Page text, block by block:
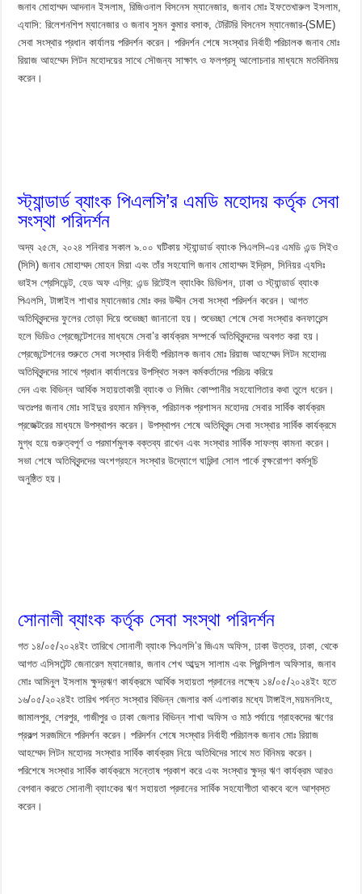
জনাব মোহাম্মদ আদনান ইসলাম, রিজিওনাল বিসনেস ম্যানেজার, জনাব মোঃ ইফতেখারুল ইসলাম,
এ্যাসি: রিলেশনশিপ ম্যানেজার ও জনাব সুমন কুমার বসাক, টেরিটরি বিসনেস ম্যানেজার-(SME)
সেবা সংস্থার প্রধান কার্যালয় পরিদর্শন করেন। পরিদর্শন শেষে সংস্থার নির্বাহী পরিচালক জনাব মোঃ
রিয়াজ আহম্মেদ লিটন মহোদয়ের সাথে সৌজন্য সাক্ষাৎ ও ফলপ্রসূ আলোচনার মাধ্যমে মতবিনিময়
করেন।
স্ট্যান্ডার্ড ব্যাংক পিএলসি’র এমডি মহোদয় কর্তৃক সেবা
সংস্থা পরিদর্শন
অদ্য ২৫মে, ২০২৪ শনিবার সকাল ৯.০০ ঘটিকায় স্ট্যান্ডার্ড ব্যাংক পিএলসি-এর এমডি এন্ড সিইও
(সিসি) জনাব মোহাম্মদ মোহন মিয়া এবং তাঁর সহযোগি জনাব মোহাম্মদ ইদ্রিস, সিনিয়র এ্যসিঃ
ভাইস প্রেসিডেন্ট, হেড অফ এগ্রি: এন্ড রিটেইল ব্যাংকিং ডিভিশন, ঢাকা ও স্ট্যান্ডার্ড ব্যাংক
পিএলসি, টাঙ্গাইল শাখার ম্যানেজার মোঃ বদর উদ্দীন সেবা সংস্থা পরিদর্শন করেন। আগত
অতিথিবৃন্দদের ফুলের তোড়া দিয়ে শুভেচ্ছা জানানো হয়। শুভেচ্ছা শেষে সেবা সংস্থার কনফারেন্স
হলে ভিডিও প্রেজেন্টেশনের মাধ্যমে সেবা’র কার্যক্রম সম্পর্কে অতিথিবৃন্দদের অবগত করা হয়।
প্রেজেন্টেশনের শুরুতে সেবা সংস্থার নির্বাহী পরিচালক জনাব মোঃ রিয়াজ আহম্মেদ লিটন মহোদয়
অতিথিবৃন্দদের সাথে প্রধান কার্যালয়ের উপস্থিত সকল কর্মকর্তাদের পরিচয় করিয়ে
দেন এবং বিভিন্ন আর্থিক সহায়তাকারী ব্যাংক ও লিজিং কোম্পানীর সহযোগিতার কথা তুলে ধরেন।
অতঃপর জনাব মোঃ সাইদুর রহমান মল্লিক, পরিচালক প্রশাসন মহোদয় সেবার সার্বিক কার্যক্রম
প্রজেক্টরের মাধ্যমে উপস্থাপন করেন। উপস্থাপন শেষে অতিথিবৃন্দ সেবা সংস্থার সার্বিক কার্যক্রমে
মুগ্ধ হয়ে গুরুত্বপূর্ণ ও পরমার্শমুলক বক্তব্য রাখেন এবং সংস্থার সার্বিক সাফল্য কামনা করেন।
সভা শেষে অতিথিবৃন্দদের অংশগ্রহনে সংস্থার উদ্যোগে ঘারিন্দা সোল পার্কে বৃক্ষরোপণ কর্মসূচি
অনুষ্ঠিত হয়।
সোনালী ব্যাংক কর্তৃক সেবা সংস্থা পরিদর্শন
গত ১৪/০৫/২০২৪ইং তারিখে সোনালী ব্যাংক পিএলসি’র জিএম অফিস, ঢাকা উত্তর, ঢাকা, থেকে
আগত এসিসটেন্ট জেনারেল ম্যানেজার, জনাব শেখ আব্দুস সালাম এবং প্রিন্সিপাল অফিসার, জনাব
মোঃ আমিনুল ইসলাম ক্ষুদ্রঋণ কার্যক্রমে আর্থিক সহায়তা প্রদানের লক্ষ্যে ১৪/০৫/২০২৪ইং হতে
১৬/০৫/২০২৪ইং তারিখ পর্যন্ত সংস্থার বিভিন্ন জেলার কর্ম এলাকার মধ্যে টাঙ্গাইল,ময়মনসিংহ,
জামালপুর, শেরপুর, গাজীপুর ও ঢাকা জেলার বিভিন্ন শাখা অফিস ও মাঠ পর্যায়ে গ্রাহকদের ঋণের
প্রকল্প সরজমিনে পরিদর্শন করেন। পরিদর্শন শেষে সংস্থার নির্বাহী পরিচালক জনাব মোঃ রিয়াজ
আহম্মেদ লিটন মহোদয় সংস্থার সার্বিক কার্যক্রম নিয়ে অতিথিদের সাথে মত বিনিময় করেন।
পরিশেষে সংস্থার সার্বিক কার্যক্রমে সন্তোষ প্রকাশ করে এবং সংস্থার ক্ষুদ্র ঋণ কার্যক্রম আরও
বেগবান করতে সোনালী ব্যাংকের ঋণ সহায়তা প্রদানের সার্বিক সহযোগীতা থাকবে বলে আশ্বস্ত
করেন।